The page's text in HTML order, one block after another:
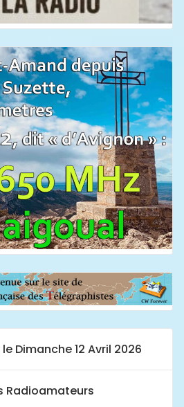
Dimanche 12 Avril 2026
Radioamateurs